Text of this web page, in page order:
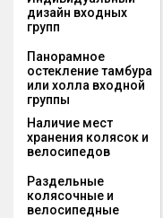
дизайн входных
групп
Панорамное
остекление тамбура
или холла входной
группы
Наличие мест
хранения колясок и
велосипедов
Раздельные
колясочные и
велосипедные